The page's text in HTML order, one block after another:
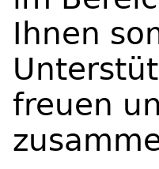
Ihnen
freuen